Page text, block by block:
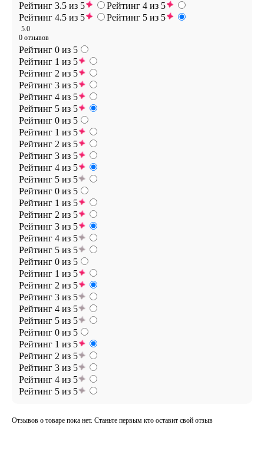
Рейтинг 3.5 из 5
Рейтинг 4 из 5
Рейтинг 4.5 из 5
Рейтинг 5 из 5
5.0
0 отзывов
Рейтинг 0 из 5
Рейтинг 1 из 5
Рейтинг 2 из 5
Рейтинг 3 из 5
Рейтинг 4 из 5
Рейтинг 5 из 5
Рейтинг 0 из 5
Рейтинг 1 из 5
Рейтинг 2 из 5
Рейтинг 3 из 5
Рейтинг 4 из 5
Рейтинг 5 из 5
Рейтинг 0 из 5
Рейтинг 1 из 5
Рейтинг 2 из 5
Рейтинг 3 из 5
Рейтинг 4 из 5
Рейтинг 5 из 5
Рейтинг 0 из 5
Рейтинг 1 из 5
Рейтинг 2 из 5
Рейтинг 3 из 5
Рейтинг 4 из 5
Рейтинг 5 из 5
Рейтинг 0 из 5
Рейтинг 1 из 5
Рейтинг 2 из 5
Рейтинг 3 из 5
Рейтинг 4 из 5
Рейтинг 5 из 5
Отзывов о товаре пока нет. Станьте первым кто оставит свой отзыв